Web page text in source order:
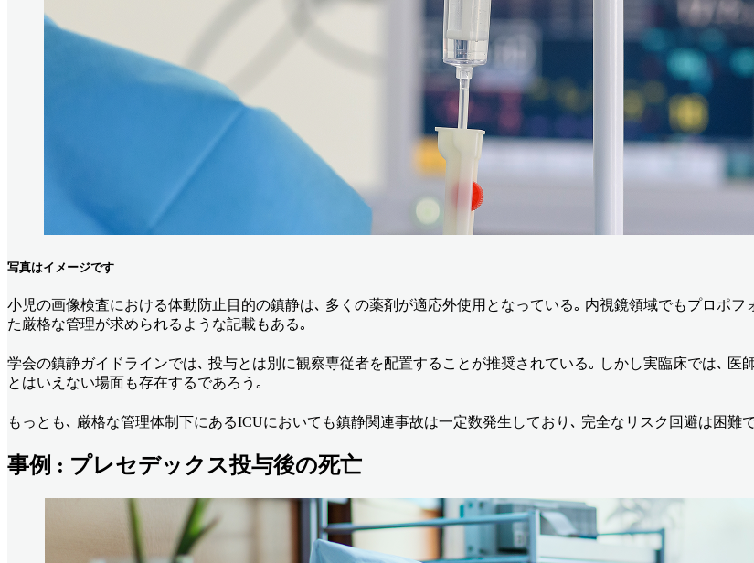
写真はイメージです
小児の画像検査における体動防止目的の鎮静は､ 多くの薬剤が適応外使用となっている｡ 内視鏡領域でもプロポ
た厳格な管理が求められるような記載もある｡
学会の鎮静ガイドラインでは､ 投与とは別に観察専従者を配置することが推奨されている｡ しかし実臨床では､
とはいえない場面も存在するであろう｡
もっとも､ 厳格な管理体制下にあるICUにおいても鎮静関連事故は一定数発生しており､ 完全なリスク回避は困難
事例 : プレセデックス投与後の死亡